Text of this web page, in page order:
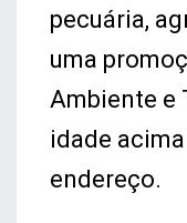
pecuária,
uma
Ambiente e
idade
endereço.